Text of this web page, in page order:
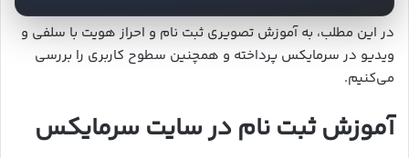
در این مطلب، به آموزش تصویری ثبت نام و احراز هویت با سلفی و
ویدیو در سرمایکس پرداخته و همچنین سطوح کاربری را بررسی
می‌کنیم.
آموزش ثبت نام در سایت سرمایکس